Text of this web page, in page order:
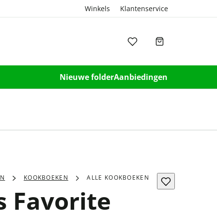
Winkels Klantenservice
Nieuwe folderAanbiedingen
KOOKBOEKEN ALLE KOOKBOEKEN
Favorite